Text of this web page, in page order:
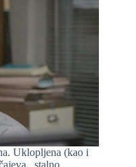
Uklopljena (kao i
stalno